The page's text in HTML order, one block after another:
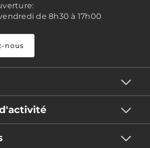
de 8h30 à 17h00
nous